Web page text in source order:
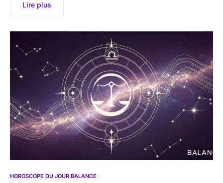
Lire plus
HOROSCOPE DU JOUR BALANCE